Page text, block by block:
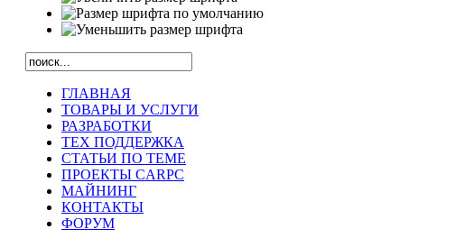
ГЛАВНАЯ
ТОВАРЫ И УСЛУГИ
РАЗРАБОТКИ
ТЕХ ПОДДЕРЖКА
СТАТЬИ ПО ТЕМЕ
ПРОЕКТЫ CARPC
МАЙНИНГ
КОНТАКТЫ
ФОРУМ